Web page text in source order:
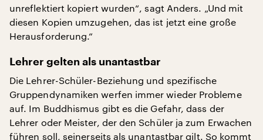
unreflektiert kopiert wurden“, sagt Anders. „Und mit
diesen Kopien umzugehen, das ist jetzt eine große
Herausforderung.“
Lehrer gelten als unantastbar
Die Lehrer-Schüler-Beziehung und spezifische
Gruppendynamiken werfen immer wieder Probleme
auf. Im Buddhismus gibt es die Gefahr, dass der
Lehrer oder Meister, der den Schüler ja zum Erwachen
führen soll, seinerseits als unantastbar gilt. So kommt